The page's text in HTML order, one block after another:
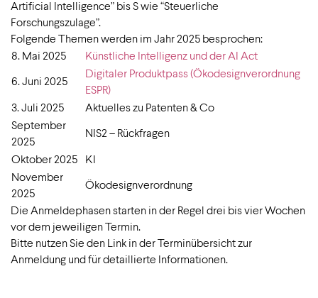
Artificial Intelligence” bis S wie “Steuerliche
Forschungszulage”.
Folgende Themen werden im Jahr 2025 besprochen:
8. Mai 2025
Künstliche Intelligenz und der AI Act
6. Juni 2025
Digitaler Produktpass (Ökodesignverordnung
ESPR)
3. Juli 2025
Aktuelles zu Patenten & Co
September
2025
NIS2 – Rückfragen
Oktober 2025
KI
November
2025
Ökodesignverordnung
Die Anmeldephasen starten in der Regel drei bis vier Wochen
vor dem jeweiligen Termin.
Bitte nutzen Sie den Link in der Terminübersicht zur
Anmeldung und für detaillierte Informationen.